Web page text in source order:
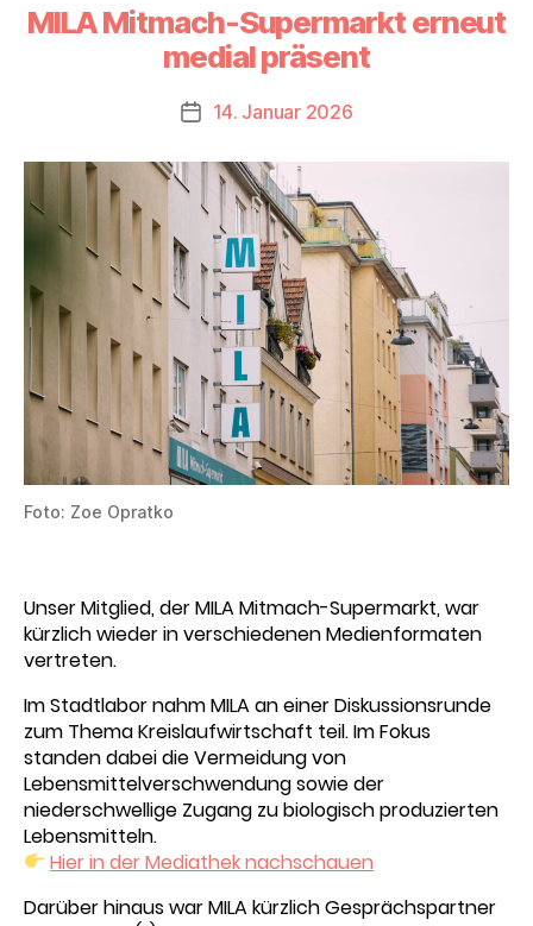
MILA Mitmach-Supermarkt erneut
medial präsent
Beitragsdatum
14. Januar 2026
Foto: Zoe Opratko
Unser Mitglied, der MILA Mitmach-Supermarkt, war
kürzlich wieder in verschiedenen Medienformaten
vertreten.
Im Stadtlabor nahm MILA an einer Diskussionsrunde
zum Thema Kreislaufwirtschaft teil. Im Fokus
standen dabei die Vermeidung von
Lebensmittelverschwendung sowie der
niederschwellige Zugang zu biologisch produzierten
Lebensmitteln.
Hier in der Mediathek nachschauen
Darüber hinaus war MILA kürzlich Gesprächspartner